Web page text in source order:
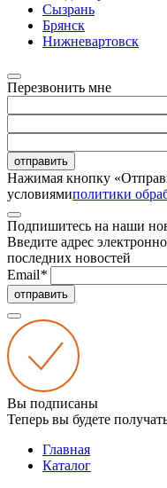
Сызрань
Брянск
Нижневартовск
Перезвонить мне
отправить
Нажимая кнопку
условиямиполитики
Подпишитесь на наши
Введите адрес
последних новостей
Email*
отправить
Вы подписаны
Теперь вы будете
Главная
Каталог